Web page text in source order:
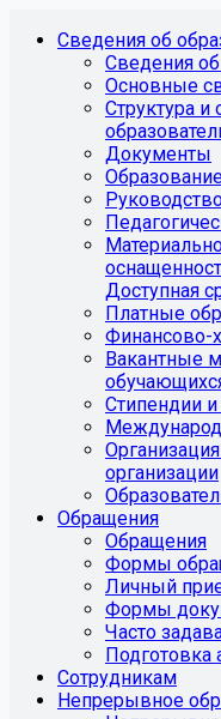
Сведения об
Сведения
Основные
Структура и
Документы
Доступная
Платные
Финансово-
Вакантные
Стипендии
организации
Обращения
Обращения
Формы
Личный
Формы
Часто
Подготовка
Сотрудникам
Непрерывное